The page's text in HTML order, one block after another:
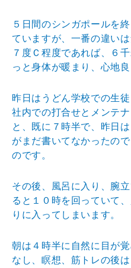
５日間のシンガポールを
ていますが、一番の違い
７度Ｃ程度であれば、６
っと身体が暖まり、心地良
昨日はうどん学校での生
社内での打合せとメンテ
と、既に７時半で、昨日
がまだ書いてなかったの
のです。
その後、風呂に入り、腕
ると１０時を回っていて
りに入ってしまいます。
朝は４時半に自然に目が
なし、瞑想、筋トレの後